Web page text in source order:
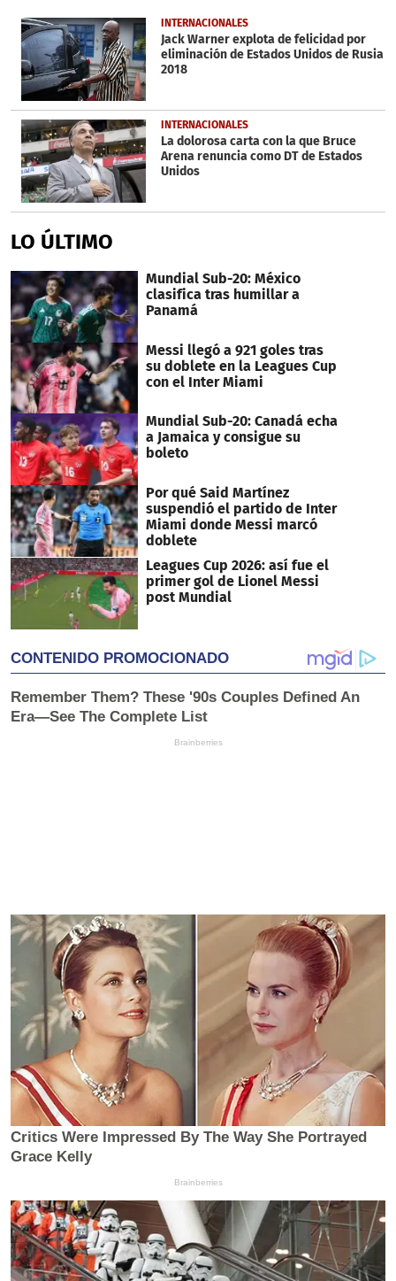
22
seconds
INTERNACIONALES
Jack Warner explota de felicidad por
eliminación de Estados Unidos de Rusia
2018
INTERNACIONALES
La dolorosa carta con la que Bruce
Arena renuncia como DT de Estados
Unidos
LO ÚLTIMO
Mundial Sub-20: México
clasifica tras humillar a
Panamá
Messi llegó a 921 goles tras
su doblete en la Leagues Cup
con el Inter Miami
Mundial Sub-20: Canadá echa
a Jamaica y consigue su
boleto
Por qué Said Martínez
suspendió el partido de Inter
Miami donde Messi marcó
doblete
Leagues Cup 2026: así fue el
primer gol de Lionel Messi
post Mundial